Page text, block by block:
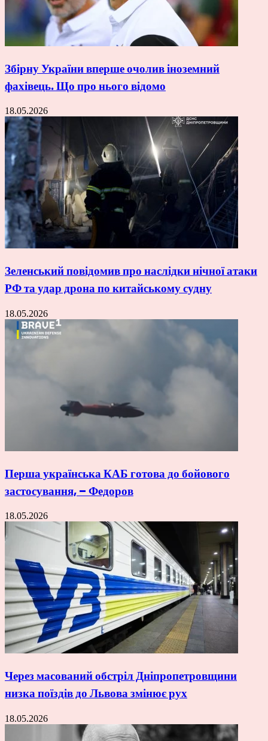
Збірну України вперше очолив іноземний
фахівець. Що про нього відомо
18.05.2026
Зеленський повідомив про наслідки нічної атаки
РФ та удар дрона по китайському судну
18.05.2026
Перша українська КАБ готова до бойового
застосування, – Федоров
18.05.2026
Через масований обстріл Дніпропетровщини
низка поїздів до Львова змінює рух
18.05.2026